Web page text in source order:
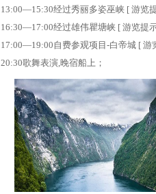
13:00—15:30经过秀丽多姿巫峡 [ 游览
16:30—17:00经过雄伟瞿塘峡 [ 游览提
17:00—19:00自费参观项目-白帝城 [ 游
20:30歌舞表演,晚宿船上；